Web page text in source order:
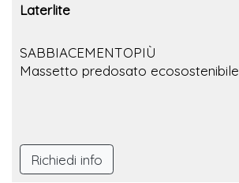
Laterlite
SABBIACEMENTOPIÙ
Massetto predosato ecosostenibile
Richiedi info